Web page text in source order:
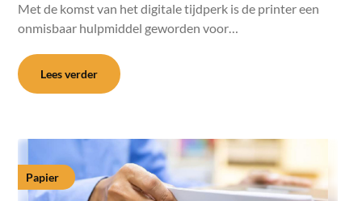
Met de komst van het digitale tijdperk is de printer een
onmisbaar hulpmiddel geworden voor…
Lees verder
Papier